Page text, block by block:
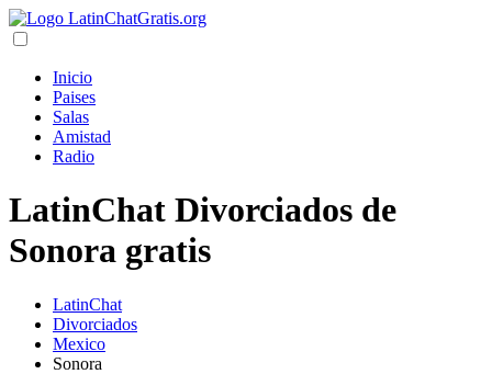
Inicio
Paises
Salas
Amistad
Radio
LatinChat Divorciados de
Sonora gratis
LatinChat
Divorciados
Mexico
Sonora